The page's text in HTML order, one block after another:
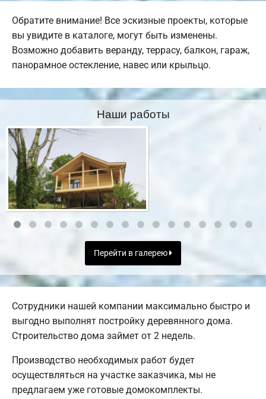
Обратите внимание! Все эскизные проекты, которые
вы увидите в каталоге, могут быть изменены.
Возможно добавить веранду, террасу, балкон, гараж,
панорамное остекление, навес или крыльцо.
Наши работы
Перейти в галерею
Сотрудники нашей компании максимально быстро и
выгодно выполнят постройку деревянного дома.
Строительство дома займет от 2 недель.
Производство необходимых работ будет
осуществляться на участке заказчика, мы не
предлагаем уже готовые домокомплекты.